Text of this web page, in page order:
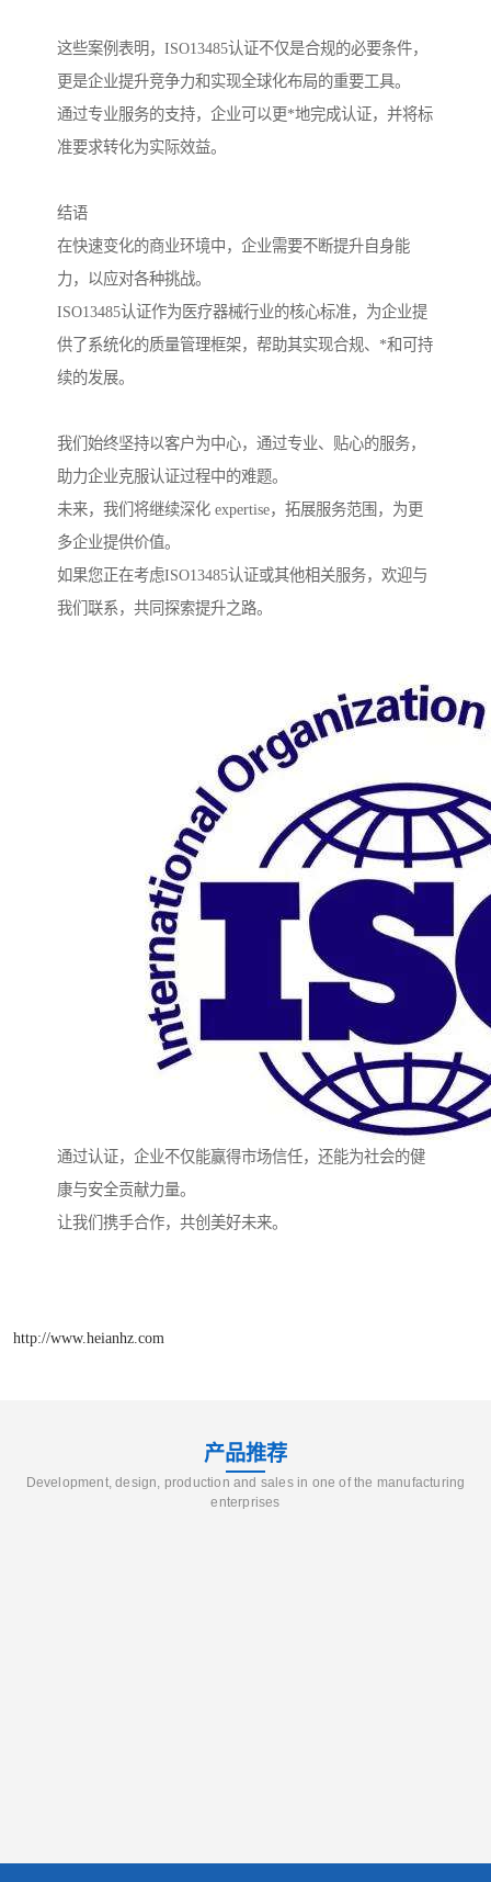
这些案例表明，ISO13485认证不仅是合规的必要条件，
更是企业提升竞争力和实现全球化布局的重要工具。
通过专业服务的支持，企业可以更*地完成认证，并将标
准要求转化为实际效益。
结语
在快速变化的商业环境中，企业需要不断提升自身能
力，以应对各种挑战。
ISO13485认证作为医疗器械行业的核心标准，为企业提
供了系统化的质量管理框架，帮助其实现合规、*和可持
续的发展。
我们始终坚持以客户为中心，通过专业、贴心的服务，
助力企业克服认证过程中的难题。
未来，我们将继续深化 expertise，拓展服务范围，为更
多企业提供价值。
如果您正在考虑ISO13485认证或其他相关服务，欢迎与
我们联系，共同探索提升之路。
通过认证，企业不仅能赢得市场信任，还能为社会的健
康与安全贡献力量。
让我们携手合作，共创美好未来。
http://www.heianhz.com
产品推荐
Development, design, production and sales in one of the manufacturing
enterprises